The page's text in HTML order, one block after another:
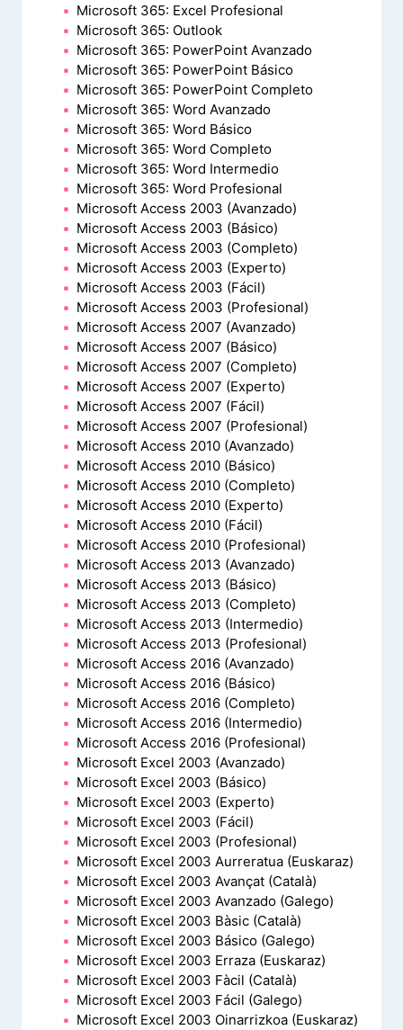
Microsoft 365: Excel Profesional
Microsoft 365: Outlook
Microsoft 365: PowerPoint Avanzado
Microsoft 365: PowerPoint Básico
Microsoft 365: PowerPoint Completo
Microsoft 365: Word Avanzado
Microsoft 365: Word Básico
Microsoft 365: Word Completo
Microsoft 365: Word Intermedio
Microsoft 365: Word Profesional
Microsoft Access 2003 (Avanzado)
Microsoft Access 2003 (Básico)
Microsoft Access 2003 (Completo)
Microsoft Access 2003 (Experto)
Microsoft Access 2003 (Fácil)
Microsoft Access 2003 (Profesional)
Microsoft Access 2007 (Avanzado)
Microsoft Access 2007 (Básico)
Microsoft Access 2007 (Completo)
Microsoft Access 2007 (Experto)
Microsoft Access 2007 (Fácil)
Microsoft Access 2007 (Profesional)
Microsoft Access 2010 (Avanzado)
Microsoft Access 2010 (Básico)
Microsoft Access 2010 (Completo)
Microsoft Access 2010 (Experto)
Microsoft Access 2010 (Fácil)
Microsoft Access 2010 (Profesional)
Microsoft Access 2013 (Avanzado)
Microsoft Access 2013 (Básico)
Microsoft Access 2013 (Completo)
Microsoft Access 2013 (Intermedio)
Microsoft Access 2013 (Profesional)
Microsoft Access 2016 (Avanzado)
Microsoft Access 2016 (Básico)
Microsoft Access 2016 (Completo)
Microsoft Access 2016 (Intermedio)
Microsoft Access 2016 (Profesional)
Microsoft Excel 2003 (Avanzado)
Microsoft Excel 2003 (Básico)
Microsoft Excel 2003 (Experto)
Microsoft Excel 2003 (Fácil)
Microsoft Excel 2003 (Profesional)
Microsoft Excel 2003 Aurreratua (Euskaraz)
Microsoft Excel 2003 Avançat (Català)
Microsoft Excel 2003 Avanzado (Galego)
Microsoft Excel 2003 Bàsic (Català)
Microsoft Excel 2003 Básico (Galego)
Microsoft Excel 2003 Erraza (Euskaraz)
Microsoft Excel 2003 Fàcil (Català)
Microsoft Excel 2003 Fácil (Galego)
Microsoft Excel 2003 Oinarrizkoa (Euskaraz)